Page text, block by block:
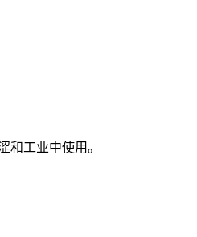
和工业中使用。